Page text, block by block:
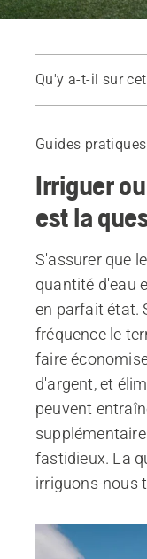
Qu'y a-t-il sur
Appuyez-vous
À propos de
Guides pratiques
Irriguer
est la
S'assurer que
quantité d'eau
en parfait état.
fréquence le
faire
d'argent, et
peuvent
fastidieux. La
irriguons-nous